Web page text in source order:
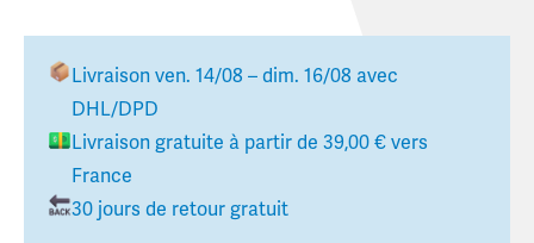
Livraison ven. 14/08 – dim. 16/08 avec
DHL/DPD
Livraison gratuite à partir de 39,00 € vers
France
30 jours de retour gratuit